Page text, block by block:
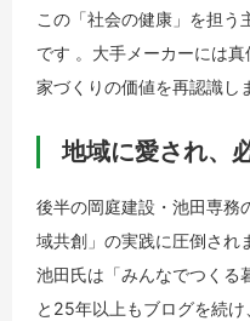
この「社会の健康」を担う
です 。大手メーカーには
家づくりの価値を再認識し
地域に愛され、
後半の岡庭建設・池田専務
域共創」の実践に圧倒され
池田氏は「みんなでつくる
と25年以上もブログを続